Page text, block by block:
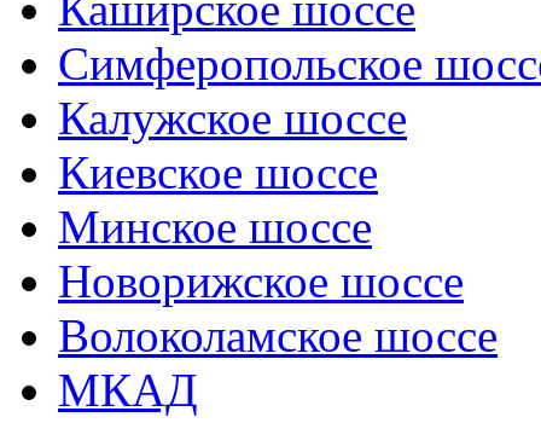
Симферопольское
Калужское шоссе
Киевское шоссе
Минское шоссе
Новорижское шоссе
Волоколамское шоссе
МКАД